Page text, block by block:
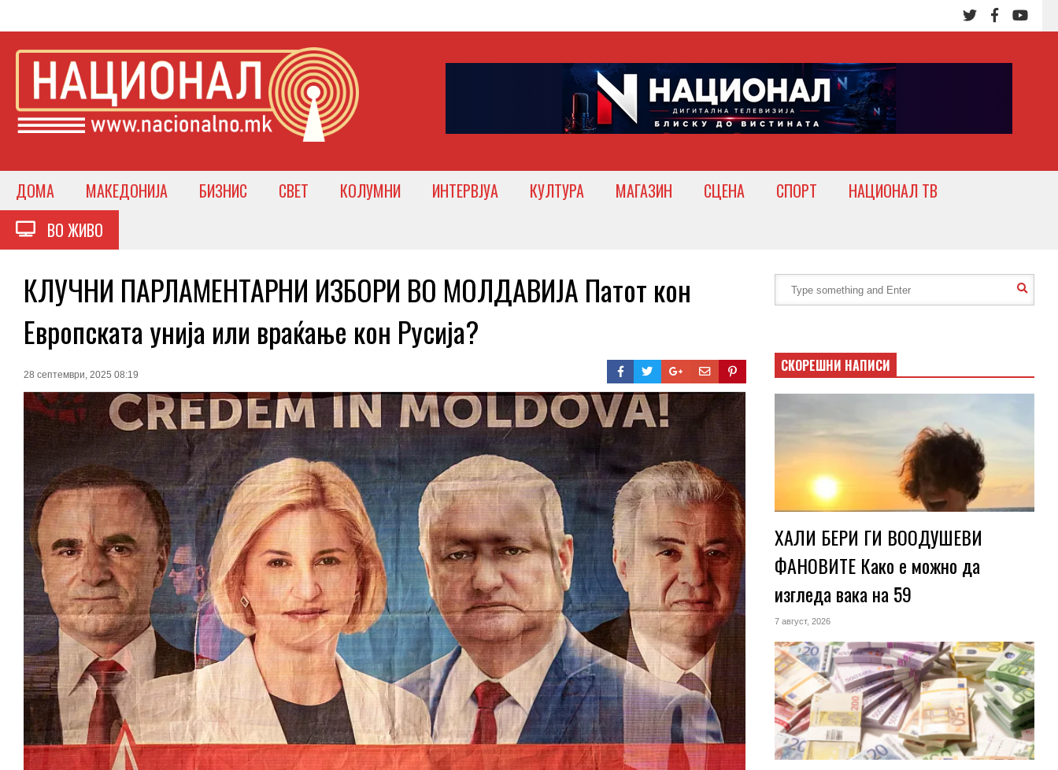
ДОМА МАКЕДОНИЈА БИЗНИС СВЕТ КОЛУМНИ ИНТЕРВЈУА КУЛТУРА МАГАЗИН СЦЕНА СПОРТ
НАЦИОНАЛ ТВ
ВО ЖИВО
КЛУЧНИ ПАРЛАМЕНТАРНИ ИЗБОРИ ВО МОЛДАВИЈА Патот кон
Европската унија или враќање кон Русија?
28 септември, 2025 08:19 СКОРЕШНИ НАПИСИ
ХАЛИ БЕРИ ГИ ВООДУШЕВИ
ФАНОВИТЕ Како е можно да
изгледа вака на 59
7 август, 2026